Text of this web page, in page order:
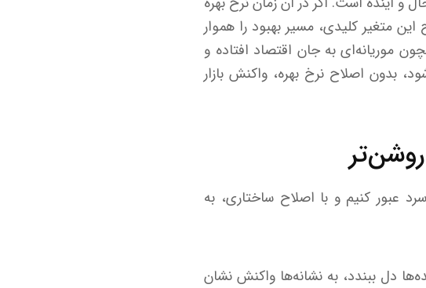
متغیر کلیدی، مسیر بهبود را هموار
موریانه‌ای به جان اقتصاد افتاده و
بدون اصلاح نرخ بهره، واکنش بازار
عبور کنیم و با اصلاح ساختاری، به
دل ببندد، به نشانه‌ها واکنش نشان